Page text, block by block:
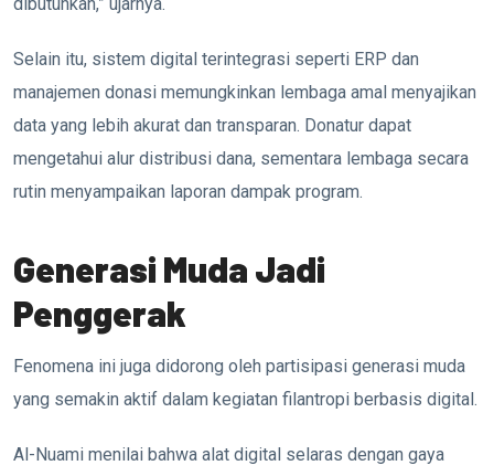
dibutuhkan,” ujarnya.
Selain itu, sistem digital terintegrasi seperti ERP dan
manajemen donasi memungkinkan lembaga amal menyajikan
data yang lebih akurat dan transparan. Donatur dapat
mengetahui alur distribusi dana, sementara lembaga secara
rutin menyampaikan laporan dampak program.
Generasi Muda Jadi
Penggerak
Fenomena ini juga didorong oleh partisipasi generasi muda
yang semakin aktif dalam kegiatan filantropi berbasis digital.
Al-Nuami menilai bahwa alat digital selaras dengan gaya